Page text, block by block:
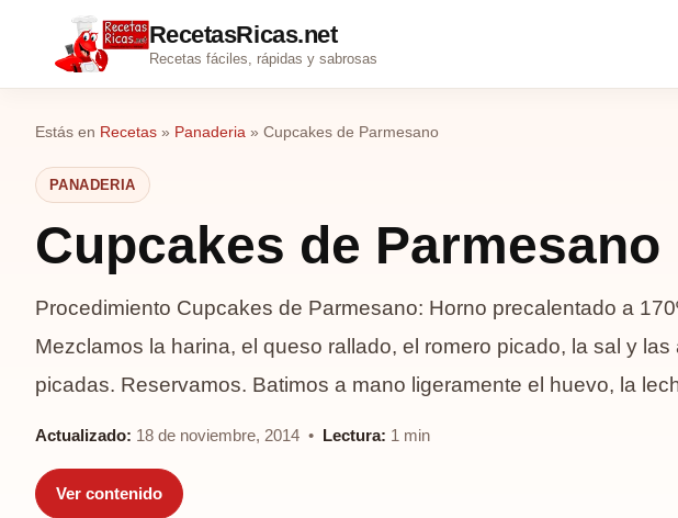
RecetasRicas.net
Recetas fáciles, rápidas y sabrosas
Estás en Recetas » Panaderia » Cupcakes de Parmesano
PANADERIA
Cupcakes de Parmesano
Procedimiento Cupcakes de Parmesano: Horno precalentado a
Mezclamos la harina, el queso rallado, el romero picado, la sal y las
picadas. Reservamos. Batimos a mano ligeramente el huevo, la
Actualizado: 18 de noviembre, 2014 • Lectura: 1 min
Ver contenido